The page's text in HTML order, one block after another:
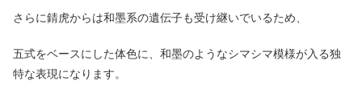
さらに錆虎からは和墨系の遺伝子も受け継いでいるため、
五式をベースにした体色に、和墨のようなシマシマ模様が入る独
特な表現になります。